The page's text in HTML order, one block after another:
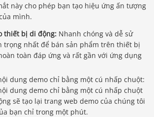
này cho phép bạn tạo hiệu ứng ấn tượng
mình.
thiết bị di động: Nhanh chóng và dễ sử
trọng nhất để bán sản phẩm trên thiết bị
toàn đáp ứng và rất gần với ứng dụng
dung demo chỉ bằng một cú nhấp chuột:
dung demo chỉ bằng một cú nhấp chuột
sẽ tạo lại trang web demo của chúng tôi
bạn chỉ trong một phút.